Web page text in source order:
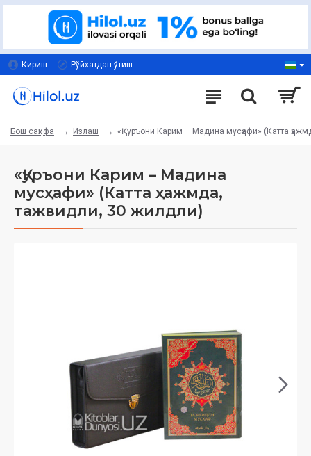
Кириш Рўйхатдан ўтиш
Бош саҳифа Излаш «Қуръони Карим – Мадина мусҳафи» (Катта
«Қуръони Карим – Мадина
мусҳафи» (Катта ҳажмда,
тажвидли, 30 жилдли)